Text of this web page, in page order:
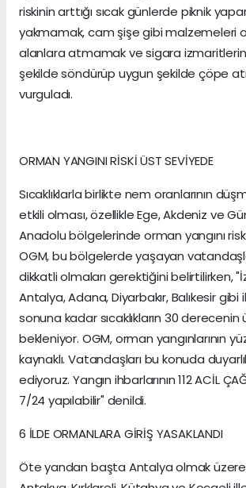
riskinin arttığı sıcak günlerde piknik
yakmamak, cam şişe gibi malzemeleri
alanlara atmamak ve sigara
şekilde söndürüp uygun şekilde çöpe
vurguladı.
ORMAN YANGINI RİSKİ ÜST SEVİYEDE
Sıcaklıklarla birlikte nem oranlarının
etkili olması, özellikle Ege, Akdeniz ve
Anadolu bölgelerinde orman yangını
OGM, bu bölgelerde yaşayan
dikkatli olmaları gerektiğini belirtilirken,
Antalya, Adana, Diyarbakır, Balıkesir
sonuna kadar sıcaklıkların 30 derecenin
bekleniyor. OGM, orman yangınlarının
kaynaklı. Vatandaşları bu konuda
ediyoruz. Yangın ihbarlarının 112 ACİL
7/24 yapılabilir" denildi.
6 İLDE ORMANLARA GİRİŞ YASAKLANDI
Öte yandan başta Antalya olmak